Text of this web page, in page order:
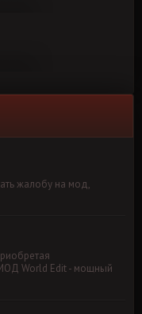
жалобу на мод,
World Edit - мощный